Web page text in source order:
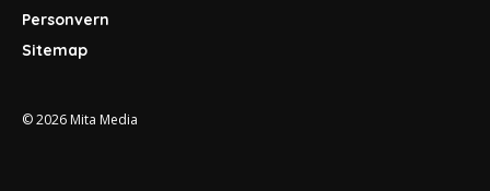
Personvern
Sitemap
© 2026 Mita Media